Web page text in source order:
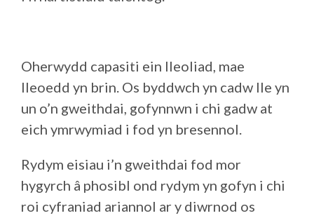
Oherwydd capasiti ein lleoliad, mae
lleoedd yn brin. Os byddwch yn cadw lle yn
un o’n gweithdai, gofynnwn i chi gadw at
eich ymrwymiad i fod yn bresennol.
Rydym eisiau i’n gweithdai fod mor
hygyrch â phosibl ond rydym yn gofyn i chi
roi cyfraniad ariannol ar y diwrnod os